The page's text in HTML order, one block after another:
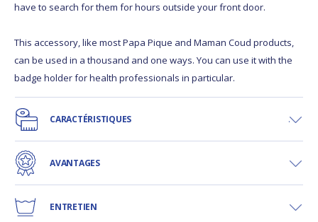
have to search for them for hours outside your front door.
This accessory, like most Papa Pique and Maman Coud products,
can be used in a thousand and one ways. You can use it with the
badge holder for health professionals in particular.
CARACTÉRISTIQUES
AVANTAGES
ENTRETIEN